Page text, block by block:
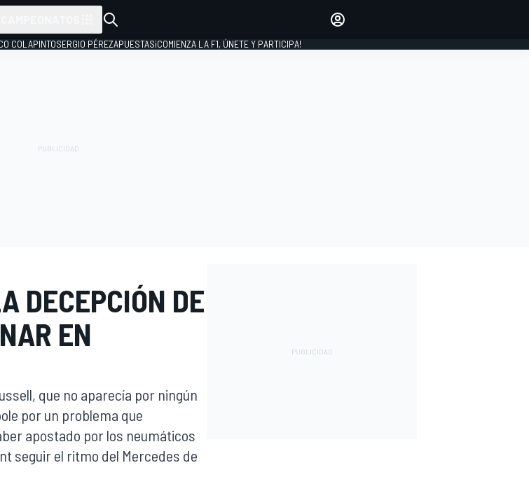
INICIAR SESIÓN
COLAPINTOSERGIO PÉREZAPUESTAS¡COMIENZA LA F1, ÚNETE Y PARTICIPA!
DECEPCIÓN DE
EN
que no aparecía por ningún
por un problema que
apostado por los neumáticos
seguir el ritmo del Mercedes de